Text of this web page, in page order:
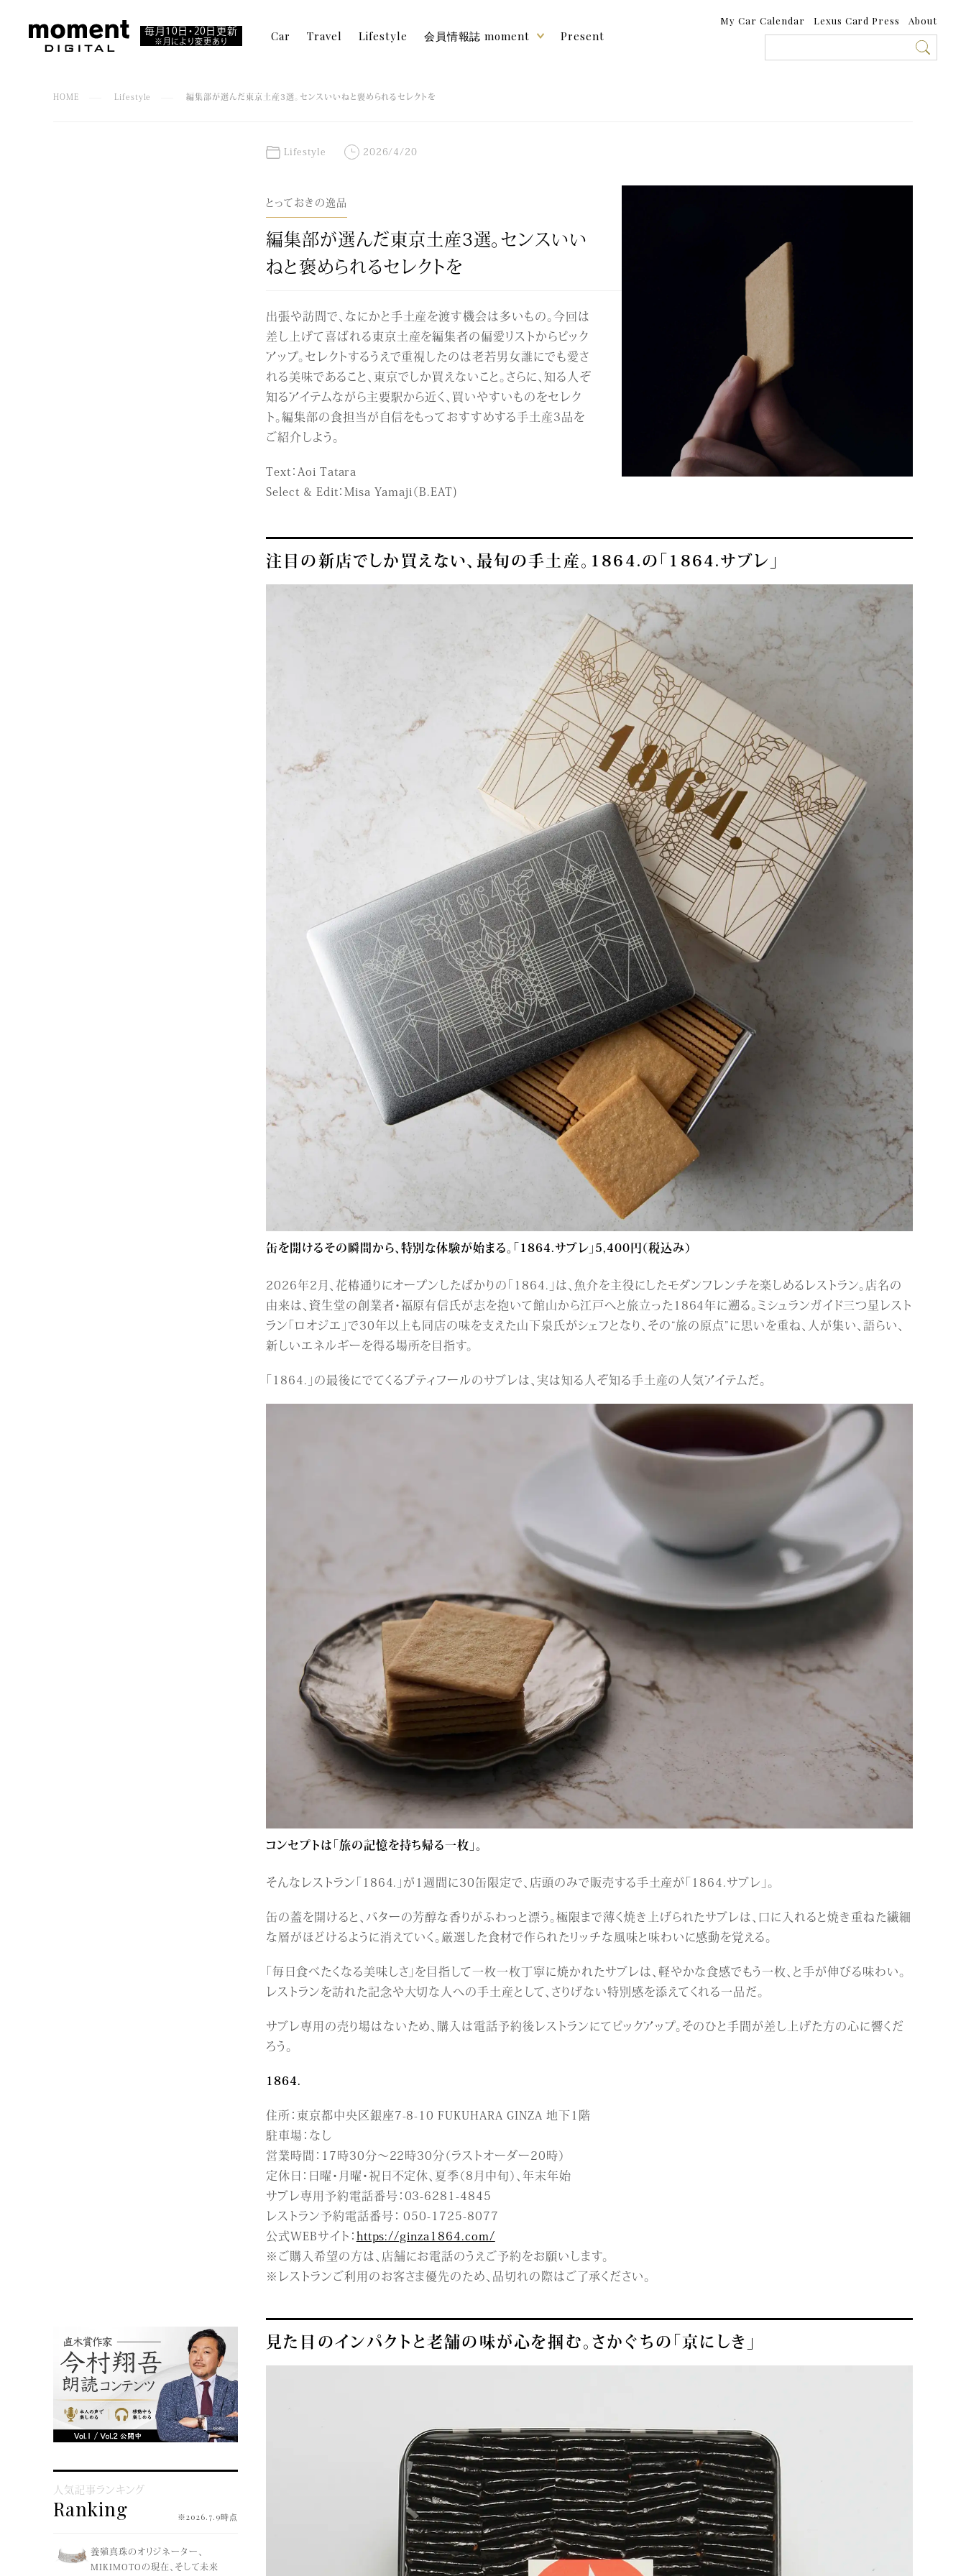
毎月10日・20日更新
※月により変更あり Car Travel Lifestyle 会員情報誌 moment Present
My Car Calendar Lexus Card Press About
HOME Lifestyle 編集部が選んだ東京土産3選。センスいいねと褒められるセレクトを
人気記事ランキング
Ranking ※2026.7.9時点
養殖真珠のオリジネーター、
MIKIMOTOの現在、そして未来
Lifestyle 2026/4/20
とっておきの逸品
編集部が選んだ東京土産3選。センスいい
ねと褒められるセレクトを
出張や訪問で、なにかと手土産を渡す機会は多いもの。今回は
差し上げて喜ばれる東京土産を編集者の偏愛リストからピック
アップ。セレクトするうえで重視したのは老若男女誰にでも愛さ
れる美味であること、東京でしか買えないこと。さらに、知る人ぞ
知るアイテムながら主要駅から近く、買いやすいものをセレク
ト。編集部の食担当が自信をもっておすすめする手土産3品を
ご紹介しよう。
Text：Aoi Tatara
Select & Edit：Misa Yamaji（B.EAT)
注目の新店でしか買えない、最旬の手土産。1864.の「1864.サブレ」
缶を開けるその瞬間から、特別な体験が始まる。「1864.サブレ」5,400円（税込み）
2026年2月、花椿通りにオープンしたばかりの「1864.」は、魚介を主役にしたモダンフレンチを楽しめるレストラン。店名の
由来は、資生堂の創業者・福原有信氏が志を抱いて館山から江戸へと旅立った1864年に遡る。ミシュランガイド三つ星レスト
ラン「ロオジエ」で30年以上も同店の味を支えた山下泉氏がシェフとなり、その“旅の原点”に思いを重ね、人が集い、語らい、
新しいエネルギーを得る場所を目指す。
「1864.」の最後にでてくるプティフールのサブレは、実は知る人ぞ知る手土産の人気アイテムだ。
コンセプトは「旅の記憶を持ち帰る一枚」。
そんなレストラン「1864.」が1週間に30缶限定で、店頭のみで販売する手土産が「1864.サブレ」。
缶の蓋を開けると、バターの芳醇な香りがふわっと漂う。極限まで薄く焼き上げられたサブレは、口に入れると焼き重ねた繊細
な層がほどけるように消えていく。厳選した食材で作られたリッチな風味と味わいに感動を覚える。
「毎日食べたくなる美味しさ」を目指して一枚一枚丁寧に焼かれたサブレは、軽やかな食感でもう一枚、と手が伸びる味わい。
レストランを訪れた記念や大切な人への手土産として、さりげない特別感を添えてくれる一品だ。
サブレ専用の売り場はないため、購入は電話予約後レストランにてピックアップ。そのひと手間が差し上げた方の心に響くだ
ろう。
1864.
住所：東京都中央区銀座7-8-10 FUKUHARA GINZA 地下1階
駐車場：なし
営業時間：17時30分～22時30分（ラストオーダー20時）
定休日：日曜・月曜・祝日不定休、夏季（8月中旬）、年末年始
サブレ専用予約電話番号：03-6281-4845
レストラン予約電話番号： 050-1725-8077
公式WEBサイト：https://ginza1864.com/
※ご購入希望の方は、店舗にお電話のうえご予約をお願いします。
※レストランご利用のお客さま優先のため、品切れの際はご了承ください。
見た目のインパクトと老舗の味が心を掴む。さかぐちの「京にしき」